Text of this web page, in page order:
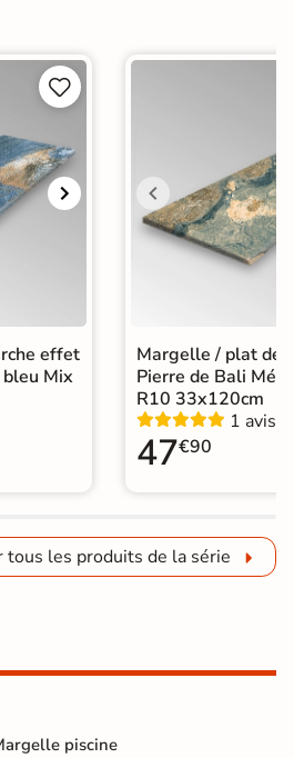


effet
Mix
Margelle / plat de
Pierre de Bali
R10 33x120cm
1 avis
47€90
tous les produits de la série
piscine